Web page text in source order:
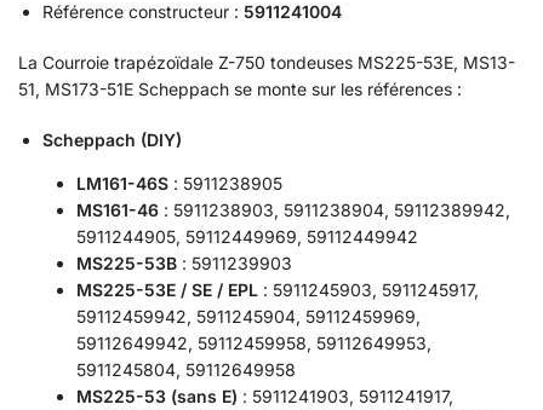
Référence constructeur : 5911241004
La Courroie trapézoïdale Z-750 tondeuses MS225-53E, MS13-
51, MS173-51E Scheppach se monte sur les références :
Scheppach (DIY)
LM161-46S : 5911238905
MS161-46 : 5911238903, 5911238904, 59112389942,
5911244905, 59112449969, 59112449942
MS225-53B : 5911239903
MS225-53E / SE / EPL : 5911245903, 5911245917,
59112459942, 5911245904, 59112459969,
59112649942, 59112459958, 59112649953,
5911245804, 59112649958
MS225-53 (sans E) : 5911241903, 5911241917,